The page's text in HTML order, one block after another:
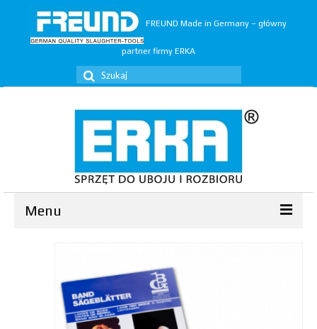
FREUND Made in Germany – główny
partner firmy ERKA
Szuklaj
w:
Menu
Rozbiór
Trymery